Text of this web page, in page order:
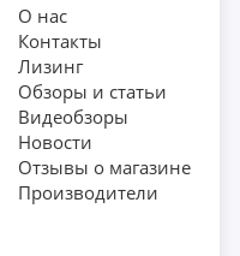
О нас
Контакты
Лизинг
Обзоры и статьи
Видеобзоры
Новости
Отзывы о магазине
Производители